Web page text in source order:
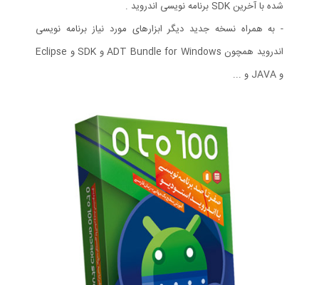
شده با آخرین SDK برنامه نویسی اندروید .
- به همراه نسخه جدید دیگر ابزارهای مورد نیاز برنامه نویسی
اندروید همچون ADT Bundle for Windows و SDK و Eclipse
و JAVA و ...